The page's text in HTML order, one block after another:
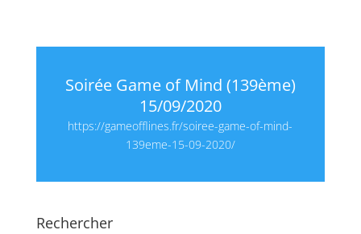
Soirée Game of Mind (139ème)
15/09/2020
https://gameofflines.fr/soiree-game-of-mind-
139eme-15-09-2020/
Rechercher